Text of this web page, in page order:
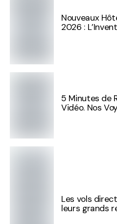
Nouveaux
2026 :
5 Minutes de
Vidéo. Nos
Les vols
leurs grands